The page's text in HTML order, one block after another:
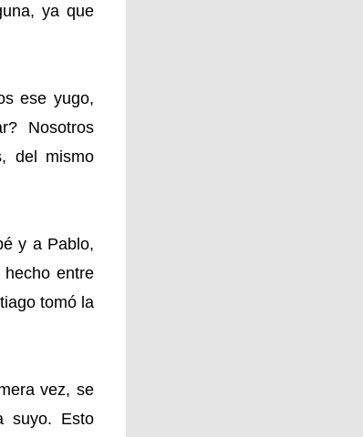
ya que
ese yugo,
Nosotros
del mismo
y a Pablo,
entre
tomó la
vez, se
suyo. Esto